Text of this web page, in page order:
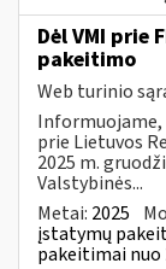
Dėl VMI prie
pakeitimo
Web turinio
Informuojame,
prie Lietuvos
2025 m.
Valstybinės...
Metai: 2025
įstatymų
pakeitimai nuo